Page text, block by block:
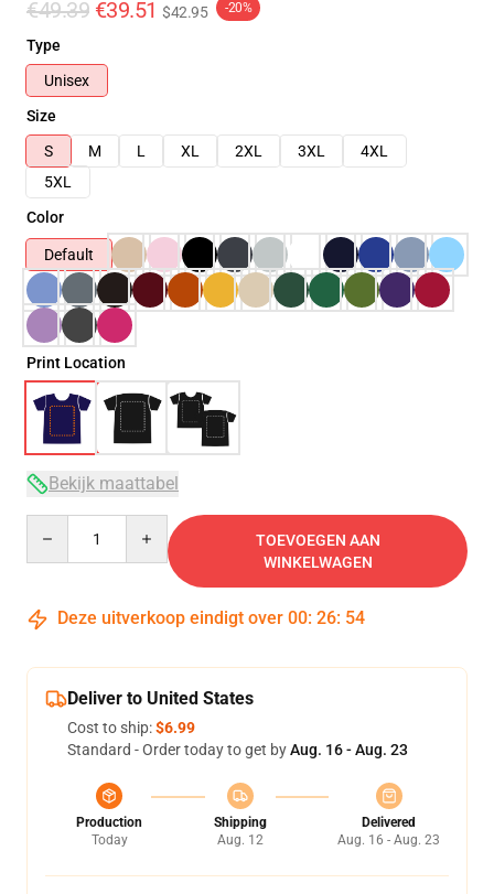
€49.39 €39.51 $42.95 -20%
Type
Unisex
Size
S
M L XL 2XL 3XL
4XL
5XL
Color
Default
Print Location
Bekijk maattabel
TOEVOEGEN AAN
WINKELWAGEN
Deze uitverkoop eindigt over 00: 26: 54
Deliver to United States
Cost to ship:$6.99
Standard - Order today to get byAug. 16 - Aug. 23
Production
Today
Shipping
Aug. 12
Delivered
Aug. 16 - Aug. 23